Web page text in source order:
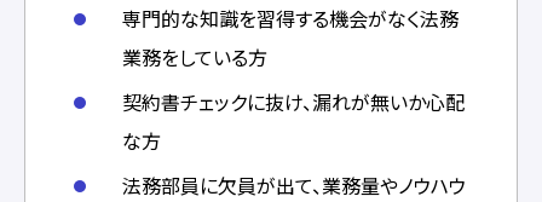
専門的な知識を習得する機会がなく法務
業務をしている方
契約書チェックに抜け、漏れが無いか心配
な方
法務部員に欠員が出て、業務量やノウハウ